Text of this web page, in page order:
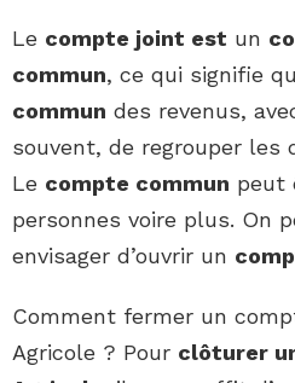
Le compte joint est un
commun, ce qui signifie
commun des revenus,
souvent, de regrouper les
Le compte commun peut
personnes voire plus. On
envisager d’ouvrir un
Comment fermer un
Agricole ? Pour clôturer